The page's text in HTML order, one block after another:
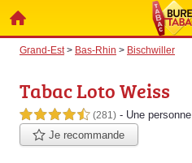
Grand-Est> Bas-Rhin > Bischwiller
Tabac Loto Weiss
4,5 étoiles sur 5 (281) - Une personne
Je recommande